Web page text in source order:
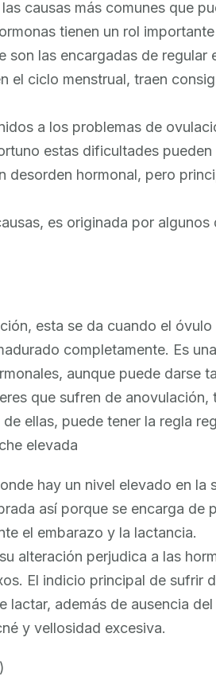
causas más comunes que
tienen un rol
son las encargadas de regular
el ciclo menstrual, traen
a los problemas de
estas dificultades pueden
desorden hormonal, pero
es originada por algunos
esta se da cuando el
completamente. Es
aunque puede darse
que sufren de anovulación,
ellas, puede tener la regla
elevada
hay un nivel elevado en la
así porque se encarga de
el embarazo y la lactancia.
alteración perjudica a las
El indicio principal de sufrir
lactar, además de ausencia
y vellosidad excesiva.